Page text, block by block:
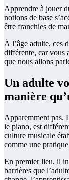
Apprendre à jouer
notions de base
être franchies de
À l’âge adulte, ces
différente, car vous
que nous allons
Un adulte
manière
Apparemment pas.
le piano, est
culture musicale
comme une
En premier lieu, il
barrières que